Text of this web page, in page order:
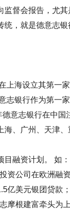
督会报告，尤
，就是德意志
上海设立其第一
志银行作为第一
意志银行在中
、广州、天津
资计划。 如：
资公司在欧洲融
亿美元银团贷款
摩根建富牵头为